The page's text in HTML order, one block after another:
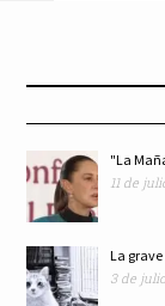
"La
11 de
La
3 de